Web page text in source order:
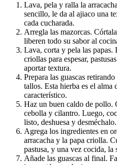
Lava, pela y ralla la
sencillo, le da al ajiaco una
cada cucharada.
Arregla las mazorcas.
liberen todo su sabor al
Lava, corta y pela las papas.
criollas para espesar,
aportar textura.
Prepara las guascas
tallos. Esta hierba es el alma
característico.
Haz un buen caldo de pollo.
cebolla y cilantro. Luego,
listo, deshuesa y desméchalo.
Agrega los ingredientes en
arracacha y la papa criolla.
pastusa, y una vez cocida, la
Añade las guascas al final.